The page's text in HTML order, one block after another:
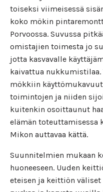
toiseksi viimeisessä
koko mökin
Porvoossa. Suvussa
omistajien toimesta jo
jotta kasvavalle
kaivattua nukkumistilaa.
mökkiin
toimintojen ja niiden
kuitenkin osoittaunut
elämän
Mikon auttavaa kättä.
Suunnitelmien mukaan
huoneeseen. Uuden
eteisen ja keittiön väliset